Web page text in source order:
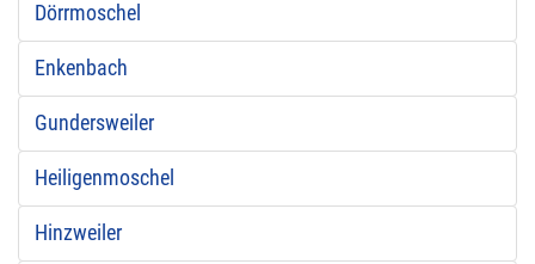
Dörrmoschel
Enkenbach
Gundersweiler
Heiligenmoschel
Hinzweiler